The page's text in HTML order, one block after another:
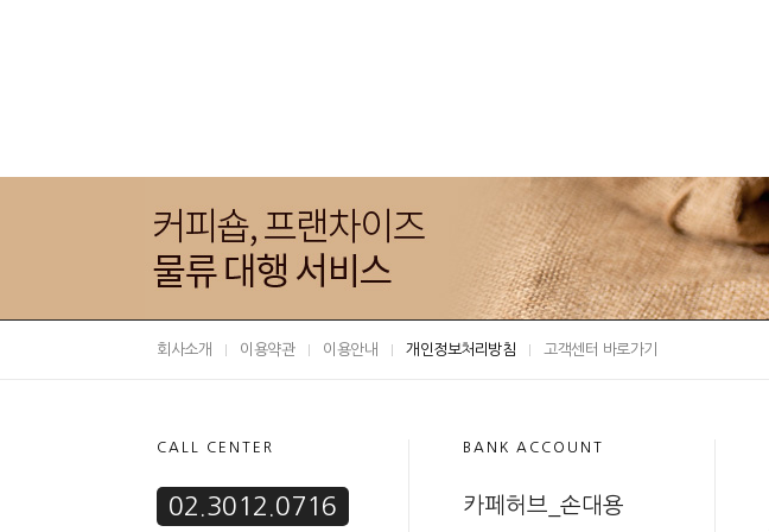
회사소개 이용약관 이용안내 개인정보처리방침 고객센터 바로가기
CALL CENTER
02.3012.0716
BANK ACCOUNT
카페허브_손대용